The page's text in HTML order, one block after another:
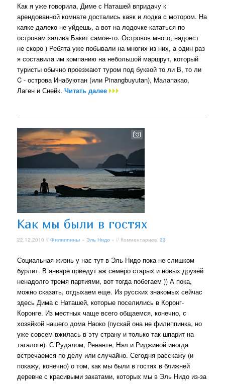
Как я уже говорила, Диме с Наташей впридачу к
арендованной комнате достались каяк и лодка с мотором. На
каяке далеко не уйдешь, а вот на лодочке кататься по
островам залива Бакит самое-то. Островов много, надоест
не скоро ) Ребята уже побывали на многих из них, а один раз
я составила им компанию на небольшой маршрут, который
туристы обычно проезжают туром под буквой то ли В, то ли
C - острова Инабуютан (или Pinangbuyutan), Малапакао,
Лаген и Снейк.Читать далее
Как мы были в гостях
22.12.2010 //Филиппины »Эль Нидо » // Комментариев:23
Социальная жизнь у нас тут в Эль Нидо пока не слишком
бурлит. В январе приедут аж семеро старых и новых друзей
ненадолго тремя партиями, вот тогда побегаем )) А пока,
можно сказать, отдыхаем еще. Из русских знакомых сейчас
здесь Дима с Наташей, которые поселились в Коронг-
Коронге. Из местных чаще всего общаемся, конечно, с
хозяйкой нашего дома Наоко (пускай она не филиппинка, но
уже совсем вжилась в эту страну и только так шпарит на
тагалоге). С Рудэлом, Ренанте, Нэл и Риджиной иногда
встречаемся по делу или случайно. Сегодня расскажу (и
покажу, конечно) о том, как мы были в гостях в ближней
деревне с красивыми закатами, которых мы в Эль Нидо из-за